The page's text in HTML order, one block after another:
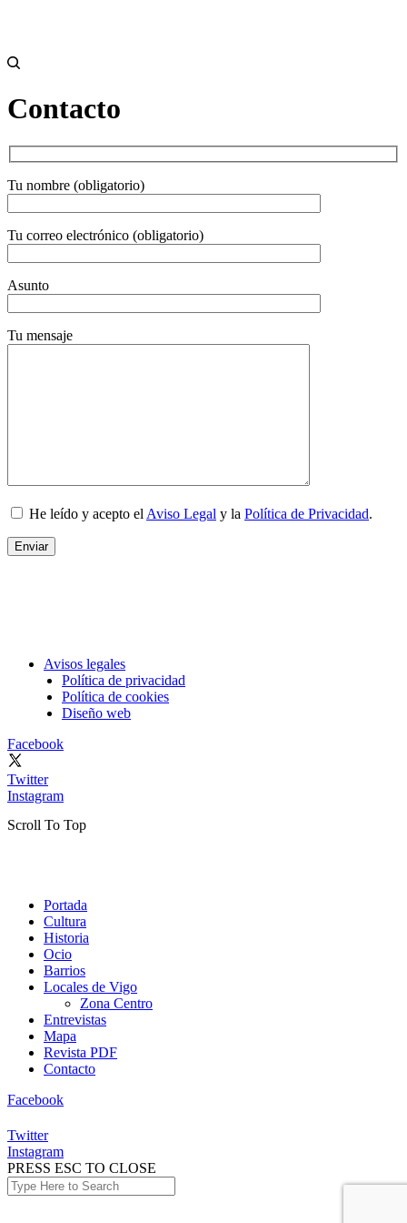
Contacto
Tu nombre (obligatorio)
Tu correo electrónico (obligatorio)
Asunto
Tu mensaje
He leído y acepto elAviso Legal y la Política de Privacidad.
Avisos legales
Política de privacidad
Política de cookies
Diseño web
Facebook
Twitter
Instagram
Scroll To Top
Portada
Cultura
Historia
Ocio
Barrios
Locales de Vigo
Zona Centro
Entrevistas
Mapa
Revista PDF
Contacto
Facebook
Twitter
Instagram
PRESS ESC TO CLOSE